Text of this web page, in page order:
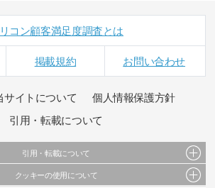
コン顧客満足度調査とは
掲載規約 お問い合わせ
サイトについて
個人情報保護方針
引用・転載について
引用・転載について
報（文字、写真、イラスト、画像データ等）及びこれらの配
クッキーの使用について